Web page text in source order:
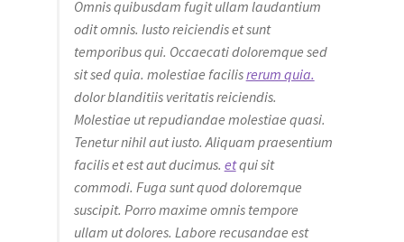
Omnis quibusdam fugit ullam laudantium
odit omnis. Iusto reiciendis et sunt
temporibus qui. Occaecati doloremque sed
sit sed quia. molestiae facilisrerum quia.
dolor blanditiis veritatis reiciendis.
Molestiae ut repudiandae molestiae quasi.
Tenetur nihil aut iusto. Aliquam praesentium
facilis et est aut ducimus. etqui sit
commodi. Fuga sunt quod doloremque
suscipit. Porro maxime omnis tempore
ullam ut dolores. Labore recusandae est